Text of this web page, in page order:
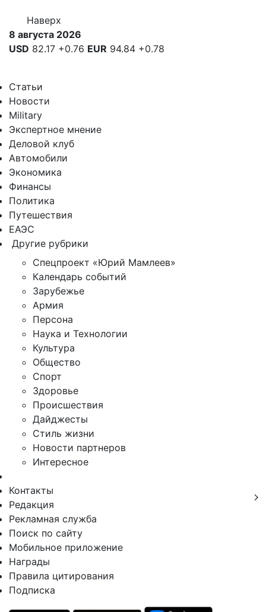
Наверх
8 августа 2026
USD 82.17 +0.76 EUR 94.84 +0.78
Статьи
Новости
Military
Экспертное мнение
Деловой клуб
Автомобили
Экономика
Финансы
Политика
Путешествия
ЕАЭС
Другие рубрики
Спецпроект «Юрий Мамлеев»
Календарь событий
Зарубежье
Армия
Персона
Наука и Технологии
Культура
Общество
Спорт
Здоровье
Происшествия
Дайджесты
Стиль жизни
Новости партнеров
Интересное
Контакты
Редакция
Рекламная служба
Поиск по сайту
Мобильное приложение
Награды
Правила цитирования
Подписка